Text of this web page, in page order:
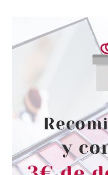
VERSACE
Pvr 135.00€
-52%